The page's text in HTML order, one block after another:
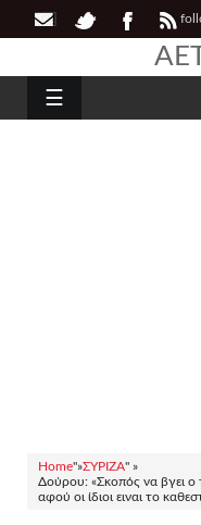
☰
Home"»ΣΥΡΙΖΑ" »
Δούρου: «Σκοπός να βγει ο
αφού οι ίδιοι ειναι το